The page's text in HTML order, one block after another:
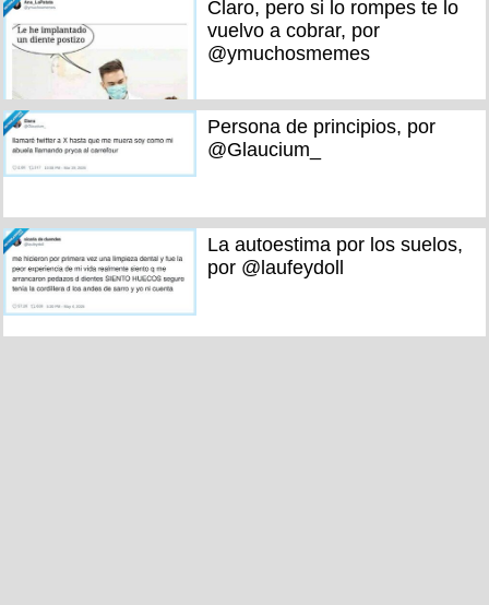
Claro, pero si lo rompes te lo
vuelvo a cobrar, por
@ymuchosmemes
Persona de principios, por
@Glaucium_
La autoestima por los suelos,
por @laufeydoll